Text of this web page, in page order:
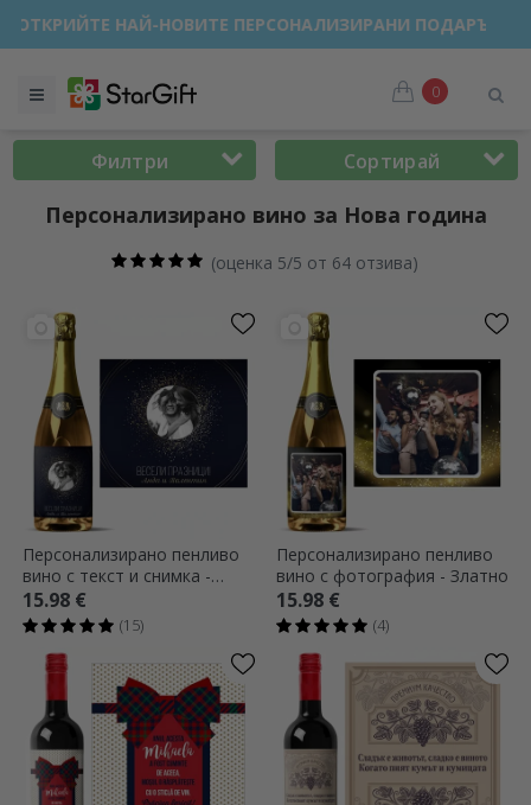
🌴 ДО -40% ОТСТЪПКА ЗА НАД 100
0
Филтри Сортирай
Персонализирано вино за Нова година
(оценка 5/5 от 64 отзива)
Персонализирано пенливо
вино с текст и снимка -
Искри от радост
15.98 €
(15)
Персонализирано пенливо
вино с фотография - Златно
15.98 €
(4)